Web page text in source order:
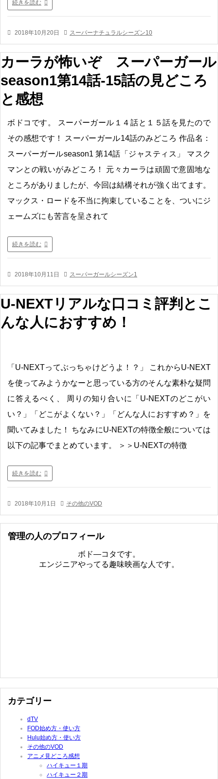
続きを読む
2018年10月20日 スーパーナチュラルシーズン10
カーラが怖いぞ スーパーガール
season1第14話-15話の見どころ
と感想
ボドコです。 スーパーガール１４話と１５話を見たので
その感想です！ スーパーガール14話のみどころ 作品名：
スーパーガールseason1 第14話「ジャスティス」 マスク
マンとの戦いがみどころ！ 元々カーラは頑固で意固地な
ところがありましたが、今回は結構それが強く出てます。
マックス・ロードを不当に拘束していることを、ついにジ
ェームズにも苦言を呈されて
続きを読む
2018年10月11日 スーパーガールシーズン1
U-NEXTリアルな口コミ評判とこ
んな人におすすめ！
「U-NEXTってぶっちゃけどうよ！？」 これからU-NEXT
を使ってみようかなーと思っている方のそんな素朴な疑問
に答えるべく、 周りの知り合いに「U-NEXTのどこがい
い？」「どこがよくない？」「どんな人におすすめ？」を
聞いてみました！ ちなみにU-NEXTの特徴全般については
以下の記事でまとめています。 ＞＞U-NEXTの特徴
続きを読む
2018年10月1日 その他のVOD
管理の人のプロフィール
ボド―コタです。
エンジニアやってる趣味映画な人です。
カテゴリー
dTV
FOD始め方・使い方
Hulu始め方・使い方
その他のVOD
アニメ見どころ感想
ハイキュー１期
ハイキュー２期